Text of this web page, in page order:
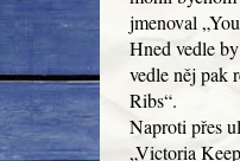
jmenoval
Hned vedle
vedle něj pak
Ribs“.
Naproti přes
„Victoria